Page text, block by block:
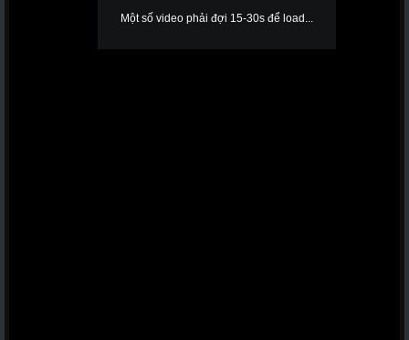
Một số video phải đợi 15-30s để load...